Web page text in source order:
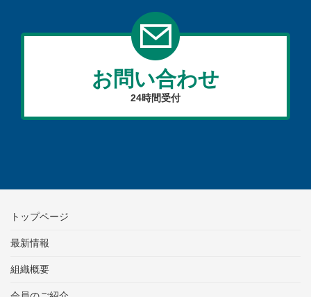
お問い合わせ
24時間受付
トップページ
最新情報
組織概要